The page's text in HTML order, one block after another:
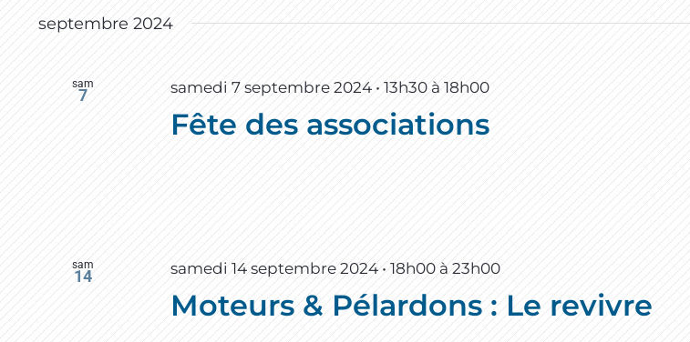
septembre 2024
sam
7 samedi 7 septembre 2024 • 13h30à18h00
Fête des associations
sam
14 samedi 14 septembre 2024 • 18h00à23h00
Moteurs & Pélardons : Le revivre